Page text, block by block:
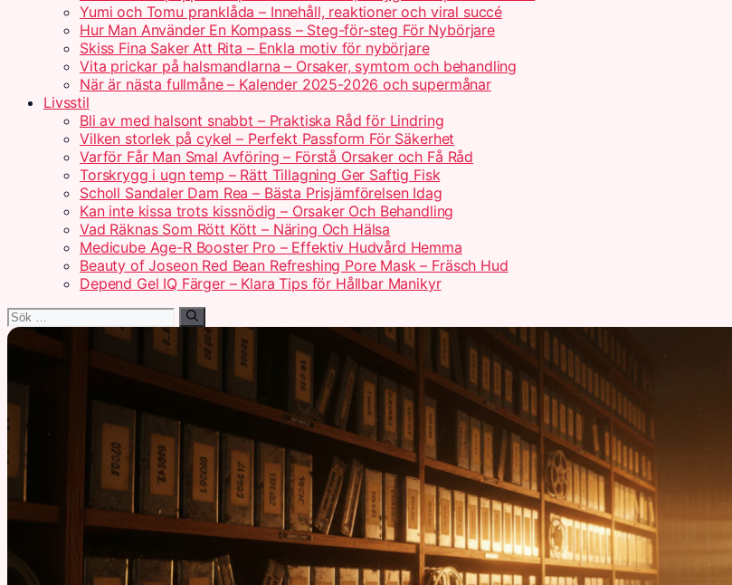
Yumi och Tomu pranklåda – Innehåll, reaktioner och viral succé
Hur Man Använder En Kompass – Steg-för-steg För Nybörjare
Skiss Fina Saker Att Rita – Enkla motiv för nybörjare
Vita prickar på halsmandlarna – Orsaker, symtom och behandling
När är nästa fullmåne – Kalender 2025-2026 och supermånar
Livsstil
Bli av med halsont snabbt – Praktiska Råd för Lindring
Vilken storlek på cykel – Perfekt Passform För Säkerhet
Varför Får Man Smal Avföring – Förstå Orsaker och Få Råd
Torskrygg i ugn temp – Rätt Tillagning Ger Saftig Fisk
Scholl Sandaler Dam Rea – Bästa Prisjämförelsen Idag
Kan inte kissa trots kissnödig – Orsaker Och Behandling
Vad Räknas Som Rött Kött – Näring Och Hälsa
Medicube Age-R Booster Pro – Effektiv Hudvård Hemma
Beauty of Joseon Red Bean Refreshing Pore Mask – Fräsch Hud
Depend Gel IQ Färger – Klara Tips för Hållbar Manikyr
Sök
efter: